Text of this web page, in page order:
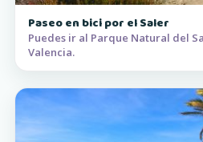
Paseo en bici por el Saler
Puedes ir al Parque Natural del
Valencia.